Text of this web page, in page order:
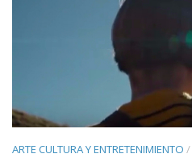
ARTE CULTURA Y ENTRETENIMIENTO /